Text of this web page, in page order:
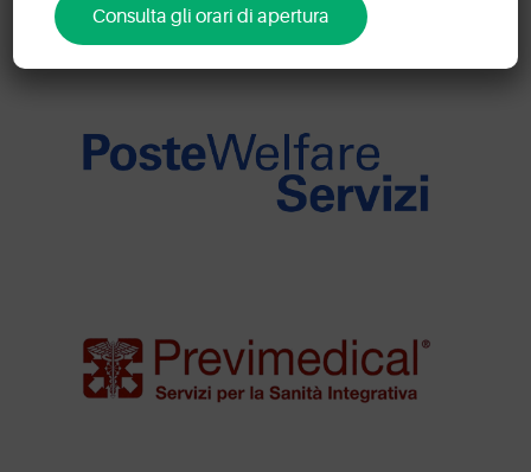
Consulta gli orari di apertura